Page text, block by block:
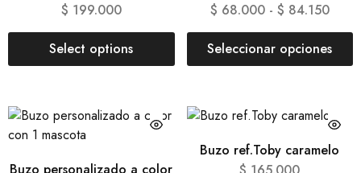
$ 199.000
Select options
$ 68.000 - $ 84.150
Seleccionar opciones
Buzo ref.Toby caramelo